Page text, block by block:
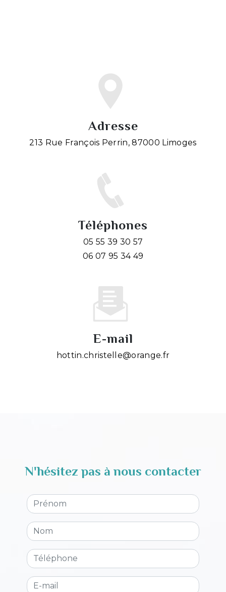
Adresse
213 Rue François Perrin, 87000 Limoges
Téléphones
05 55 39 30 57
06 07 95 34 49
E-mail
hottin.christelle@orange.fr
N'hésitez pas à nous contacter